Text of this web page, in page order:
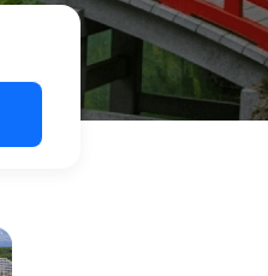
예산에 맞는 차량을 선택할 수 있도